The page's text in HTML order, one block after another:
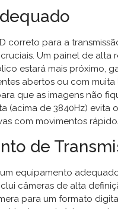
correto para a
Um painel de alta
estará mais próximo,
abertos ou com muita
que as imagens não
(acima de 3840Hz) evita
com movimentos
de
equipamento
câmeras de alta
para um formato